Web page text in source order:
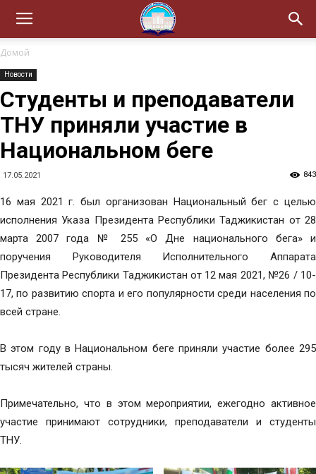
Домой
Новости
Студенты и преподаватели
ТНУ приняли участие в
Национальном беге
17.05.2021 843
16 мая 2021 г. был организован Национальный бег с целью
исполнения Указа Президента Республики Таджикистан от 28
марта 2007 года № 255 «О Дне национального бега» и
поручения Руководителя Исполнительного Аппарата
Президента Республики Таджикистан от 12 мая 2021, №26 / 10-
17, по развитию спорта и его популярности среди населения по
всей стране.
В этом году в Национальном беге приняли участие более 295
тысяч жителей страны.
Примечательно, что в этом мероприятии, ежегодно активное
участие принимают сотрудники, преподаватели и студенты
ТНУ.